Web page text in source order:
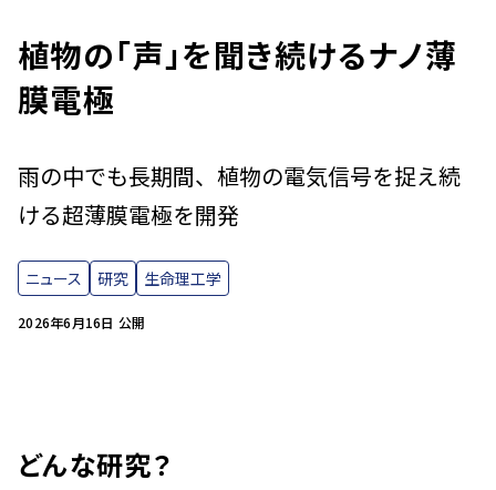
植物の「声」を聞き続けるナノ薄
膜電極
2026年6月16日 公開
雨の中でも長期間、植物の電気信号を捉え続
ける超薄膜電極を開発
ニュース 研究 生命理工学
どんな研究？